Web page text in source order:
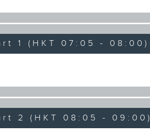
1 (HKT 07:05 - 08:00)
2 (HKT 08:05 - 09:00)